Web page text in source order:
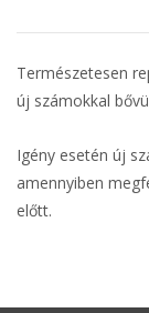
Természetesen
új számokkal
Igény esetén új
amennyiben
előtt.